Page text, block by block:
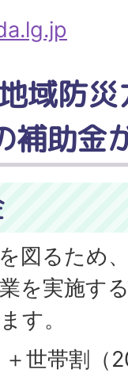
域防
補助金
図るため
を実施す
す。
世帯割（